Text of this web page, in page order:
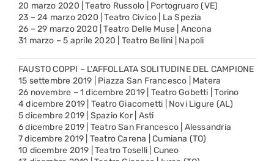
20 marzo 2020 | Teatro Russolo | Portogruaro (VE)
23 – 24 marzo 2020 | Teatro Civico | La Spezia
26 – 29 marzo 2020 | Teatro Delle Muse | Ancona
31 marzo – 5 aprile 2020 | Teatro Bellini | Napoli
FAUSTO COPPI – L’AFFOLLATA SOLITUDINE DEL CAMPIONE
15 settembre 2019 | Piazza San Francesco | Matera
26 novembre – 1 dicembre 2019 | Teatro Gobetti | Torino
4 dicembre 2019 | Teatro Giacometti | Novi Ligure (AL)
5 dicembre 2019 | Spazio Kor | Asti
6 dicembre 2019 | Teatro San Francesco | Alessandria
7 dicembre 2019 | Teatro Carena | Cumiana (TO)
10 dicembre 2019 | Teatro Toselli | Cuneo